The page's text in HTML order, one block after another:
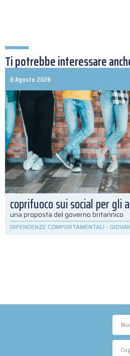
Ti potrebbe interessare
8 Agosto 2026
coprifuoco sui social per gli
una proposta del governo britannico
DIPENDENZE COMPORTAMENTALI -